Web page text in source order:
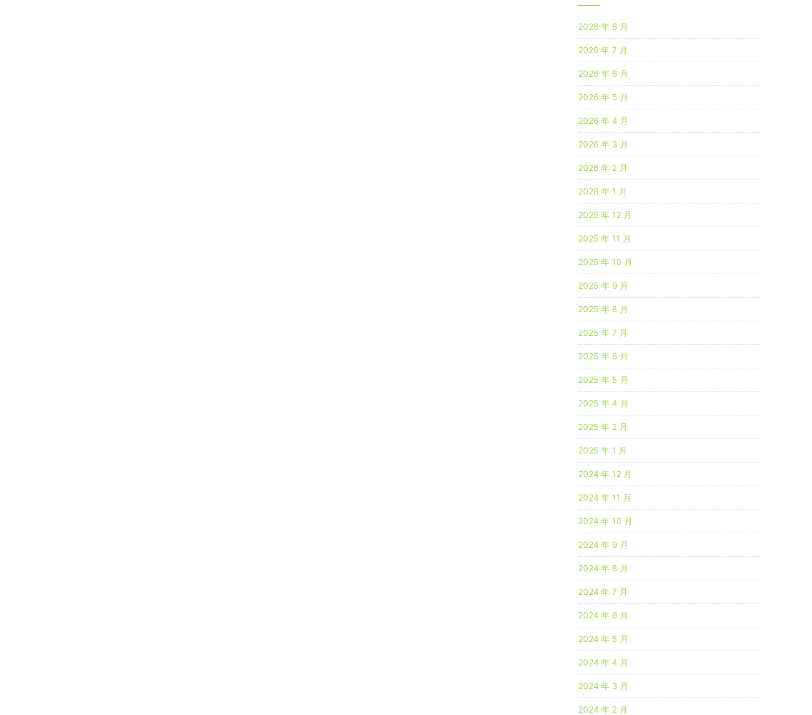
2026 年 8 月
2026 年 7 月
2026 年 6 月
2026 年 5 月
2026 年 4 月
2026 年 3 月
2026 年 2 月
2026 年 1 月
2025 年 12 月
2025 年 11 月
2025 年 10 月
2025 年 9 月
2025 年 8 月
2025 年 7 月
2025 年 6 月
2025 年 5 月
2025 年 4 月
2025 年 2 月
2025 年 1 月
2024 年 12 月
2024 年 11 月
2024 年 10 月
2024 年 9 月
2024 年 8 月
2024 年 7 月
2024 年 6 月
2024 年 5 月
2024 年 4 月
2024 年 3 月
2024 年 2 月